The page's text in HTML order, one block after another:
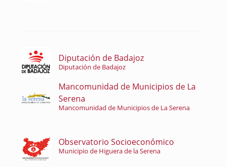
Diputación de Badajoz
Diputación de Badajoz
Mancomunidad de Municipios de La
Serena
Mancomunidad de Municipios de La Serena
Observatorio Socioeconómico
Municipio de Higuera de la Serena